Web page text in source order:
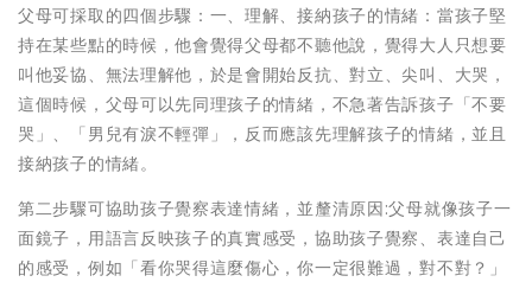
父母可採取的四個步驟：一、理解、接納孩子的情緒：當孩子堅
持在某些點的時候，他會覺得父母都不聽他說，覺得大人只想要
叫他妥協、無法理解他，於是會開始反抗、對立、尖叫、大哭，
這個時候，父母可以先同理孩子的情緒，不急著告訴孩子「不要
哭」、「男兒有淚不輕彈」，反而應該先理解孩子的情緒，並且
接納孩子的情緒。
第二步驟可協助孩子覺察表達情緒，並釐清原因:父母就像孩子一
面鏡子，用語言反映孩子的真實感受，協助孩子覺察、表達自己
的感受，例如「看你哭得這麼傷心，你一定很難過，對不對？」